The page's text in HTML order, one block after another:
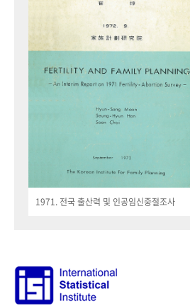
1971. 전국 출산력 및 인공임신중절조사